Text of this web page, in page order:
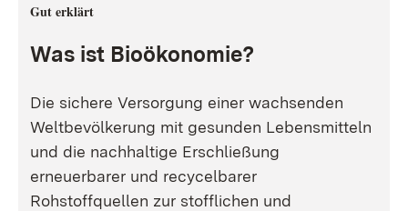
Gut erklärt
Was ist Bioökonomie?
Die sichere Versorgung einer wachsenden
Weltbevölkerung mit gesunden Lebensmitteln
und die nachhaltige Erschließung
erneuerbarer und recycelbarer
Rohstoffquellen zur stofflichen und